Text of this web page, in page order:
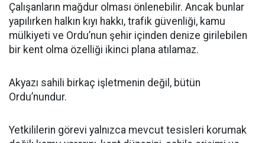
Çalışanların mağdur olması önlenebilir. Ancak bunlar
yapılırken halkın kıyı hakkı, trafik güvenliği, kamu
mülkiyeti ve Ordu’nun şehir içinden denize girilebilen
bir kent olma özelliği ikinci plana atılamaz.
Akyazı sahili birkaç işletmenin değil, bütün
Ordu’nundur.
Yetkililerin görevi yalnızca mevcut tesisleri korumak